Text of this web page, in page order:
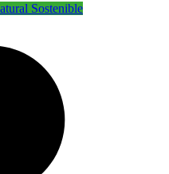
Sostenible